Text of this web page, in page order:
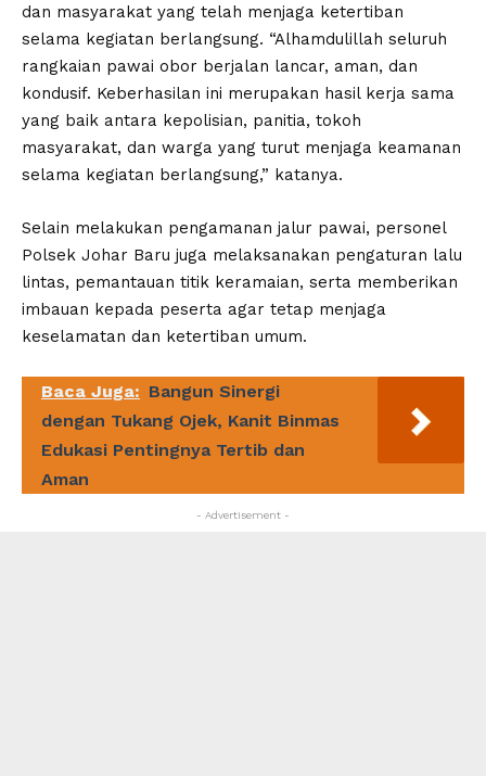
dan masyarakat yang telah menjaga ketertiban
selama kegiatan berlangsung. “Alhamdulillah seluruh
rangkaian pawai obor berjalan lancar, aman, dan
kondusif. Keberhasilan ini merupakan hasil kerja sama
yang baik antara kepolisian, panitia, tokoh
masyarakat, dan warga yang turut menjaga keamanan
selama kegiatan berlangsung,” katanya.
Selain melakukan pengamanan jalur pawai, personel
Polsek Johar Baru juga melaksanakan pengaturan lalu
lintas, pemantauan titik keramaian, serta memberikan
imbauan kepada peserta agar tetap menjaga
keselamatan dan ketertiban umum.
Baca Juga: Bangun Sinergi
dengan Tukang Ojek, Kanit Binmas
Edukasi Pentingnya Tertib dan
Aman
- Advertisement -